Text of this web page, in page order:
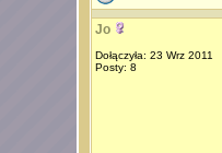
Jo
Dołączyła: 23 Wrz 2011
Posty: 8